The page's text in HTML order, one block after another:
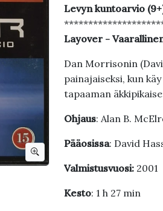
Levyn kuntoarvio
Layover -
Dan Morrisonin
painajaiseksi, kun
tapaaman
Ohjaus: Alan B.
Pääosissa: David
Valmistusvuosi: 2001
Kesto: 1 h 27 min